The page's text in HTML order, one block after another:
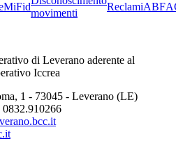
MiFid
movimenti
ReclamiABF
di Leverano aderente al
Iccrea
1 - 73045 - Leverano (LE)